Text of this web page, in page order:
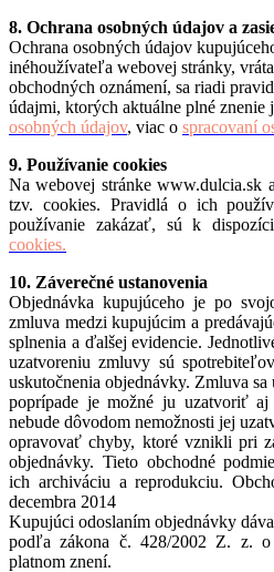
8. Ochrana osobných údajov a
Ochrana osobných údajov
inéhoužívateľa webovej stránky,
obchodných oznámení, sa riadi
údajmi, ktorých aktuálne plné znenie
osobných údajov, viac o spracovaní
9. Používanie cookies
Na webovej stránke www.dulcia.sk
tzv. cookies. Pravidlá o ich
používanie zakázať, sú k
cookies.
10. Záverečné ustanovenia
Objednávka kupujúceho je po
zmluva medzi kupujúcim a
splnenia a ďalšej evidencie.
uzatvoreniu zmluvy sú
uskutočnenia objednávky. Zmluva
poprípade je možné ju uzatvoriť
nebude dôvodom nemožnosti jej
opravovať chyby, ktoré vznikli pri
objednávky. Tieto obchodné
ich archiváciu a reprodukciu.
decembra 2014
Kupujúci odoslaním objednávky
podľa zákona č. 428/2002 Z. z. o
platnom znení.